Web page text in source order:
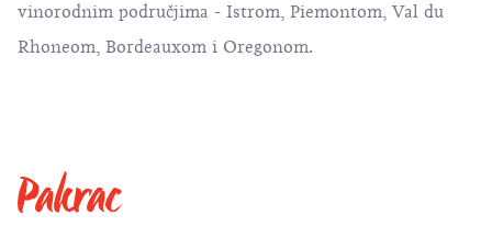
vinorodnim područjima - Istrom, Piemontom, Val du
Rhoneom, Bordeauxom i Oregonom.
Pakrac